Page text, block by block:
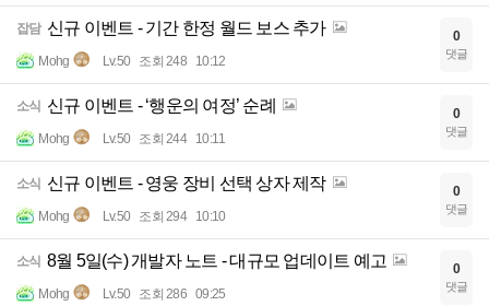
잡담 신규 이벤트 - 기간 한정 월드 보스 추가
Mohg Lv.50 조회 248 10:12
0
댓글
소식 신규 이벤트 - ‘행운의 여정’ 순례
Mohg Lv.50 조회 244 10:11
0
댓글
소식 신규 이벤트 - 영웅 장비 선택 상자 제작
Mohg Lv.50 조회 294 10:10
0
댓글
소식 8월 5일(수) 개발자 노트 - 대규모 업데이트 예고
Mohg Lv.50 조회 286 09:25
0
댓글